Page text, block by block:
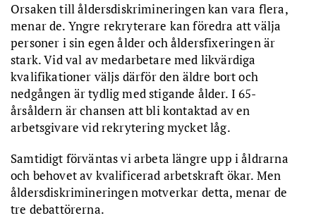
Orsaken till åldersdiskrimineringen kan vara flera,
menar de. Yngre rekryterare kan föredra att välja
personer i sin egen ålder och åldersfixeringen är
stark. Vid val av medarbetare med likvärdiga
kvalifikationer väljs därför den äldre bort och
nedgången är tydlig med stigande ålder. I 65-
årsåldern är chansen att bli kontaktad av en
arbetsgivare vid rekrytering mycket låg.
Samtidigt förväntas vi arbeta längre upp i åldrarna
och behovet av kvalificerad arbetskraft ökar. Men
åldersdiskrimineringen motverkar detta, menar de
tre debattörerna.